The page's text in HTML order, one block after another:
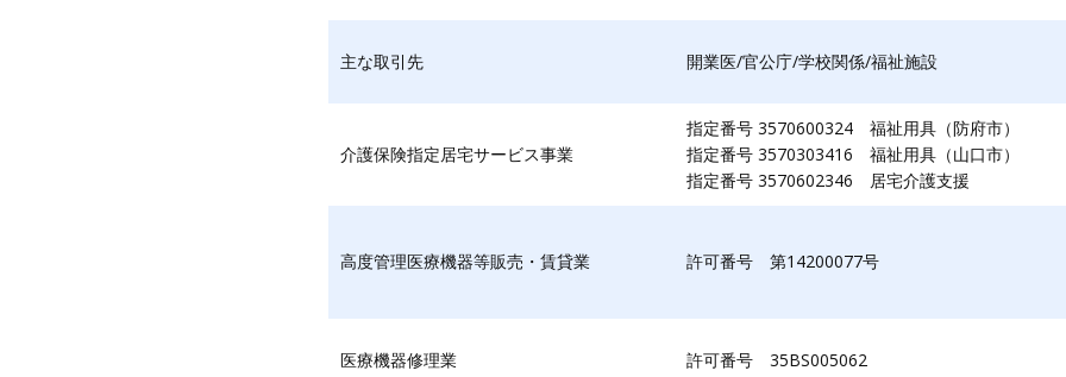
主な取引先 開業医/官公庁/学校関係/福祉施設
介護保険指定居宅サービス事業
指定番号 3570600324 福祉用具（防府市）
指定番号 3570303416 福祉用具（山口市）
指定番号 3570602346 居宅介護支援
高度管理医療機器等販売・賃貸業 許可番号 第14200077号
医療機器修理業 許可番号 35BS005062